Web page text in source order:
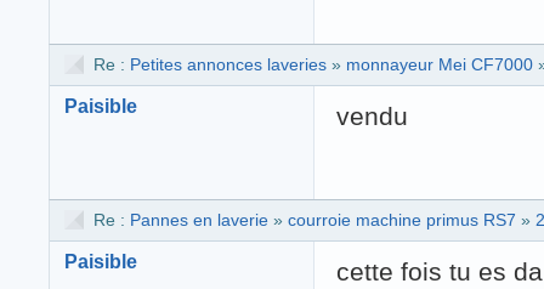
Re : Petites annonces laveries » monnayeur Mei CF7000
Paisible vendu
Re : Pannes en laverie » courroie machine primus RS7 »
Paisible cette fois tu es